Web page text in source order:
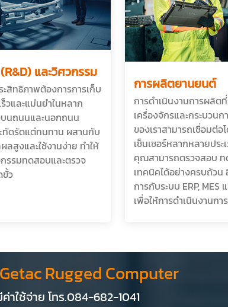
และวิศวกรรม
สิทธิภาพต้องการการเก็บ
วและแม่นยำในหลาก
นถนนและนอกถนน
ทัดรัดแต่ทนทาน ผสานกับ
ลสูงและใช้งานง่าย ทำให้
รรมทดสอบและตรวจ
ว
การผลิตยานยนต์
การดำเนินงานการผลิต
เครื่องจักรและกระบวน
ของเราสามารถเชื่อมต่
เซ็นเซอร์หลากหลายปร
คุณสามารถตรวจสอบ
เทคนิคได้อย่างครบถ้ว
การกับระบบ ERP,
เพื่อให้การดำเนินงานก
Rugged Computer
าใช้จ่าย โทร.084-682-1041